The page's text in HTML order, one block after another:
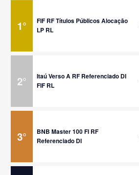
1°
FIF RF Títulos Públicos Alocação
LP RL
2°
Itaú Verso A RF Referenciado DI
FIF RL
3°
BNB Master 100 FI RF
Referenciado DI